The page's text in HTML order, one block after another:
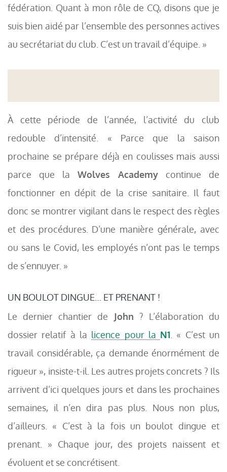
fédération. Quant à mon rôle de CQ, disons que je
suis bien aidé par l’ensemble des personnes actives
au secrétariat du club. C’est un travail d’équipe. »
À cette période de l’année, l’activité du club
redouble d’intensité. « Parce que la saison
prochaine se prépare déjà en coulisses mais aussi
parce que la Wolves Academy continue de
fonctionner en dépit de la crise sanitaire. Il faut
donc se montrer vigilant dans le respect des règles
et des procédures. D’une manière générale, avec
ou sans le Covid, les employés n’ont pas le temps
de s’ennuyer. »
UN BOULOT DINGUE… ET PRENANT !
Le dernier chantier de John ? L’élaboration du
dossier relatif à la licence pour la N1 . « C’est un
travail considérable, ça demande énormément de
rigueur », insiste-t-il. Les autres projets concrets ? Ils
arrivent d’ici quelques jours et dans les prochaines
semaines, il n’en dira pas plus. Nous non plus,
d’ailleurs. « C’est à la fois un boulot dingue et
prenant. » Chaque jour, des projets naissent et
évoluent et se concrétisent.